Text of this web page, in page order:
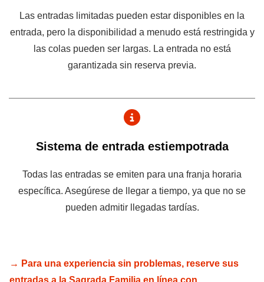
Las entradas limitadas pueden estar disponibles en la
entrada, pero la disponibilidad a menudo está restringida y
las colas pueden ser largas. La entrada no está
garantizada sin reserva previa.
Sistema de entrada estiempotrada
Todas las entradas se emiten para una franja horaria
específica. Asegúrese de llegar a tiempo, ya que no se
pueden admitir llegadas tardías.
→ Para una experiencia sin problemas, reserve sus